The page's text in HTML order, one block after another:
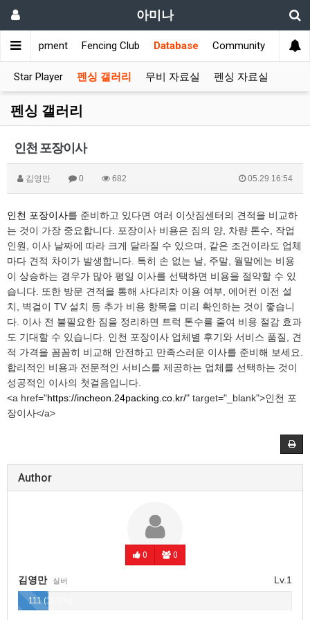
아미나
Equipment Fencing Club Database Community
Star Player 펜싱 갤러리 무비 자료실 펜싱 자료실
펜싱 갤러리
인천 포장이사
김영만 0 682 05.29 16:54
인천 포장이사를 준비하고 있다면 여러 이삿짐센터의 견적을 비교하
는 것이 가장 중요합니다. 포장이사 비용은 짐의 양, 차량 톤수, 작업
인원, 이사 날짜에 따라 크게 달라질 수 있으며, 같은 조건이라도 업체
마다 견적 차이가 발생합니다. 특히 손 없는 날, 주말, 월말에는 비용
이 상승하는 경우가 많아 평일 이사를 선택하면 비용을 절약할 수 있
습니다. 또한 방문 견적을 통해 사다리차 이용 여부, 에어컨 이전 설
치, 벽걸이 TV 설치 등 추가 비용 항목을 미리 확인하는 것이 좋습니
다. 이사 전 불필요한 짐을 정리하면 트럭 톤수를 줄여 비용 절감 효과
도 기대할 수 있습니다. 인천 포장이사 업체별 후기와 서비스 품질, 견
적 가격을 꼼꼼히 비교해 안전하고 만족스러운 이사를 준비해 보세요.
합리적인 비용과 전문적인 서비스를 제공하는 업체를 선택하는 것이
성공적인 이사의 첫걸음입니다.
<a href="https://incheon.24packing.co.kr/" target="_blank">인천 포
장이사</a>
Author
0 0
Lv.1
김영만 실버
111 (11.1%)